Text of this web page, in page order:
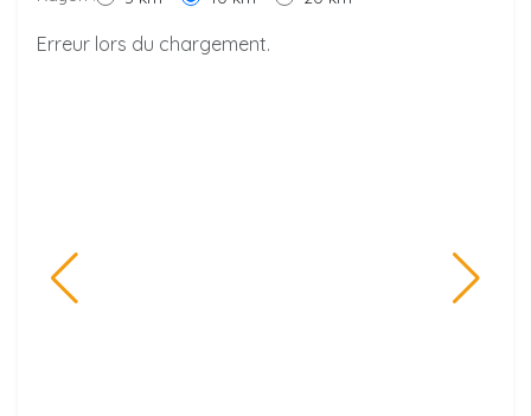
Erreur lors du chargement.